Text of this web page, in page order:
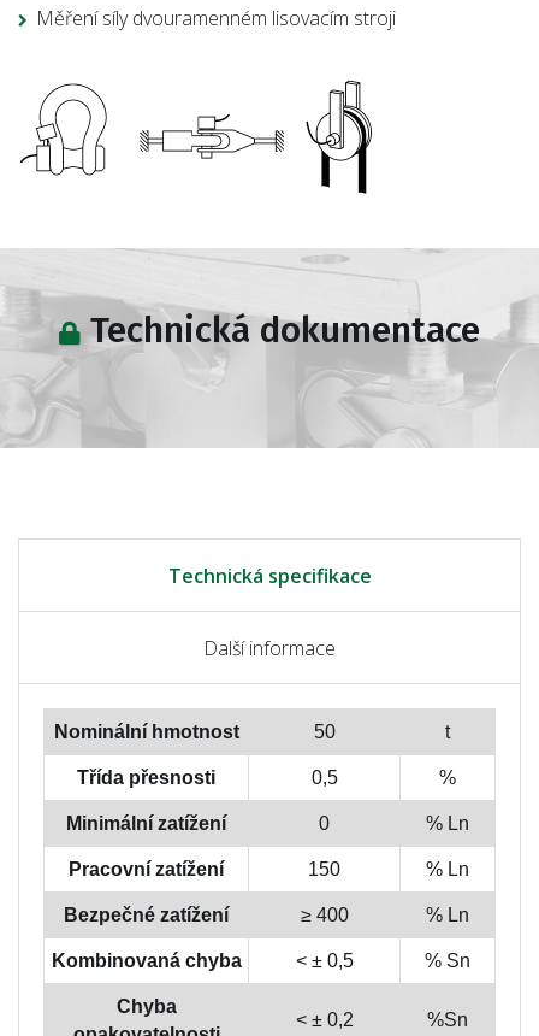
Měření síly dvouramenném lisovacím stroji
Technická dokumentace
Technická specifikace
Další informace
Nominální hmotnost 50 t
Třída přesnosti 0,5 %
Minimální zatížení 0 % Ln
Pracovní zatížení 150 % Ln
Bezpečné zatížení ≥ 400 % Ln
Kombinovaná chyba < ± 0,5 % Sn
Chyba
< ± 0,2 %Sn